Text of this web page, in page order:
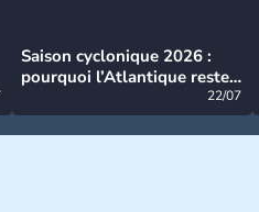
Saison cyclonique 2026 :
pourquoi l’Atlantique reste
22/07